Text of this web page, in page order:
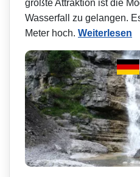
größte Attraktion ist die
Wasserfall zu gelangen.
Meter hoch. Weiterlesen